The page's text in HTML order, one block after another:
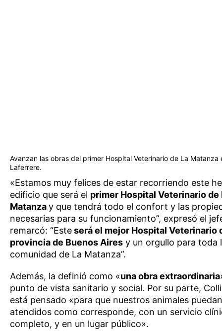
Avanzan las obras del primer Hospital Veterinario de La Matanza
Laferrere.
«Estamos muy felices de estar recorriendo este
edificio que será el primer Hospital Veterinario de
Matanzay que tendrá todo el confort y las
necesarias para su funcionamiento”, expresó el
remarcó: “Esteserá el mejor Hospital Veterinario
provincia de Buenos Aires y un orgullo para toda
comunidad de La Matanza”.
Además, la definió como «una obra extraordinaria
punto de vista sanitario y social. Por su parte,
está pensado «para que nuestros animales
atendidos como corresponde, con un servicio
completo, y en un lugar público».